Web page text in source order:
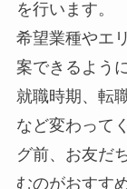
を行います。
希望業種やエ
案できるよう
就職時期、転
など変わって
グ前、お友だ
むのがおすす